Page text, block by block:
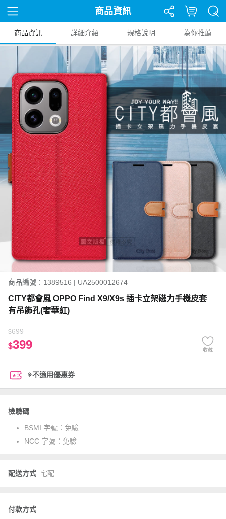
商品資訊
商品資訊 詳細介紹 規格說明 為你推薦
商品編號：1389516 | UA2500012674
CITY都會風 OPPO Find X9/X9s 插卡立架磁力手機皮套
有吊飾孔(奢華紅)
$699
$399 收藏
※不適用優惠券
檢驗碼
BSMI 字號： 免驗
NCC 字號： 免驗
配送方式 宅配
付款方式